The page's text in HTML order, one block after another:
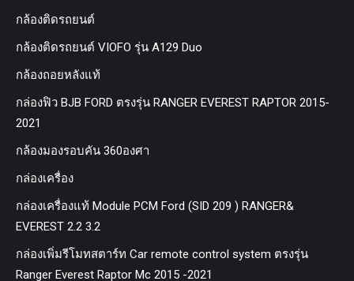
กล้องติดรถยนต์
กล้องติดรถยนต์ VIOFO รุ่น A129 Duo
กล้องถอยหลังแท้
กล่องฟิว BJB FORD ตรงรุ่น RANGER EVEREST RAPTOR 2015-
2021
กล้องมองรอบคัน 360องศา
กล่องเครื่อง
กล่องเครื่องแท้ Module PCM Ford (SID 209 ) RANGER&
EVEREST 2.2 3.2
กล่องเพิ่มรีโมทสตาร์ท Car remote control system ตรงรุ่น
Ranger Everest Raptor Mc 2015 -2021